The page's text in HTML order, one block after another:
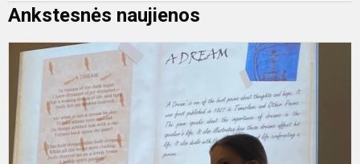
Ankstesnės naujienos